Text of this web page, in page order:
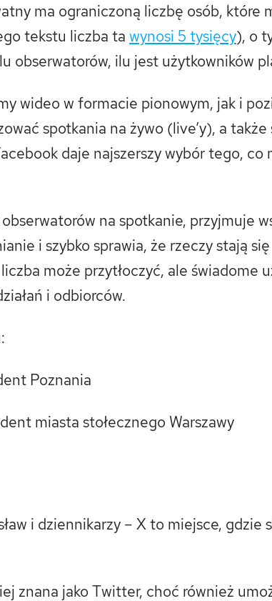
ma ograniczoną liczbę osób, które
tekstu liczba ta wynosi 5 tysięcy), o
obserwatorów, ilu jest użytkowników
wideo w formacie pionowym, jak i
spotkania na żywo (live’y), a
daje najszerszy wybór tego, co
na spotkanie, przyjmuje
i szybko sprawia, że rzeczy stają się
może przytłoczyć, ale świadome
i odbiorców.
Poznania
miasta stołecznego Warszawy
i dziennikarzy – X to miejsce, gdzie
znana jako Twitter, choć również